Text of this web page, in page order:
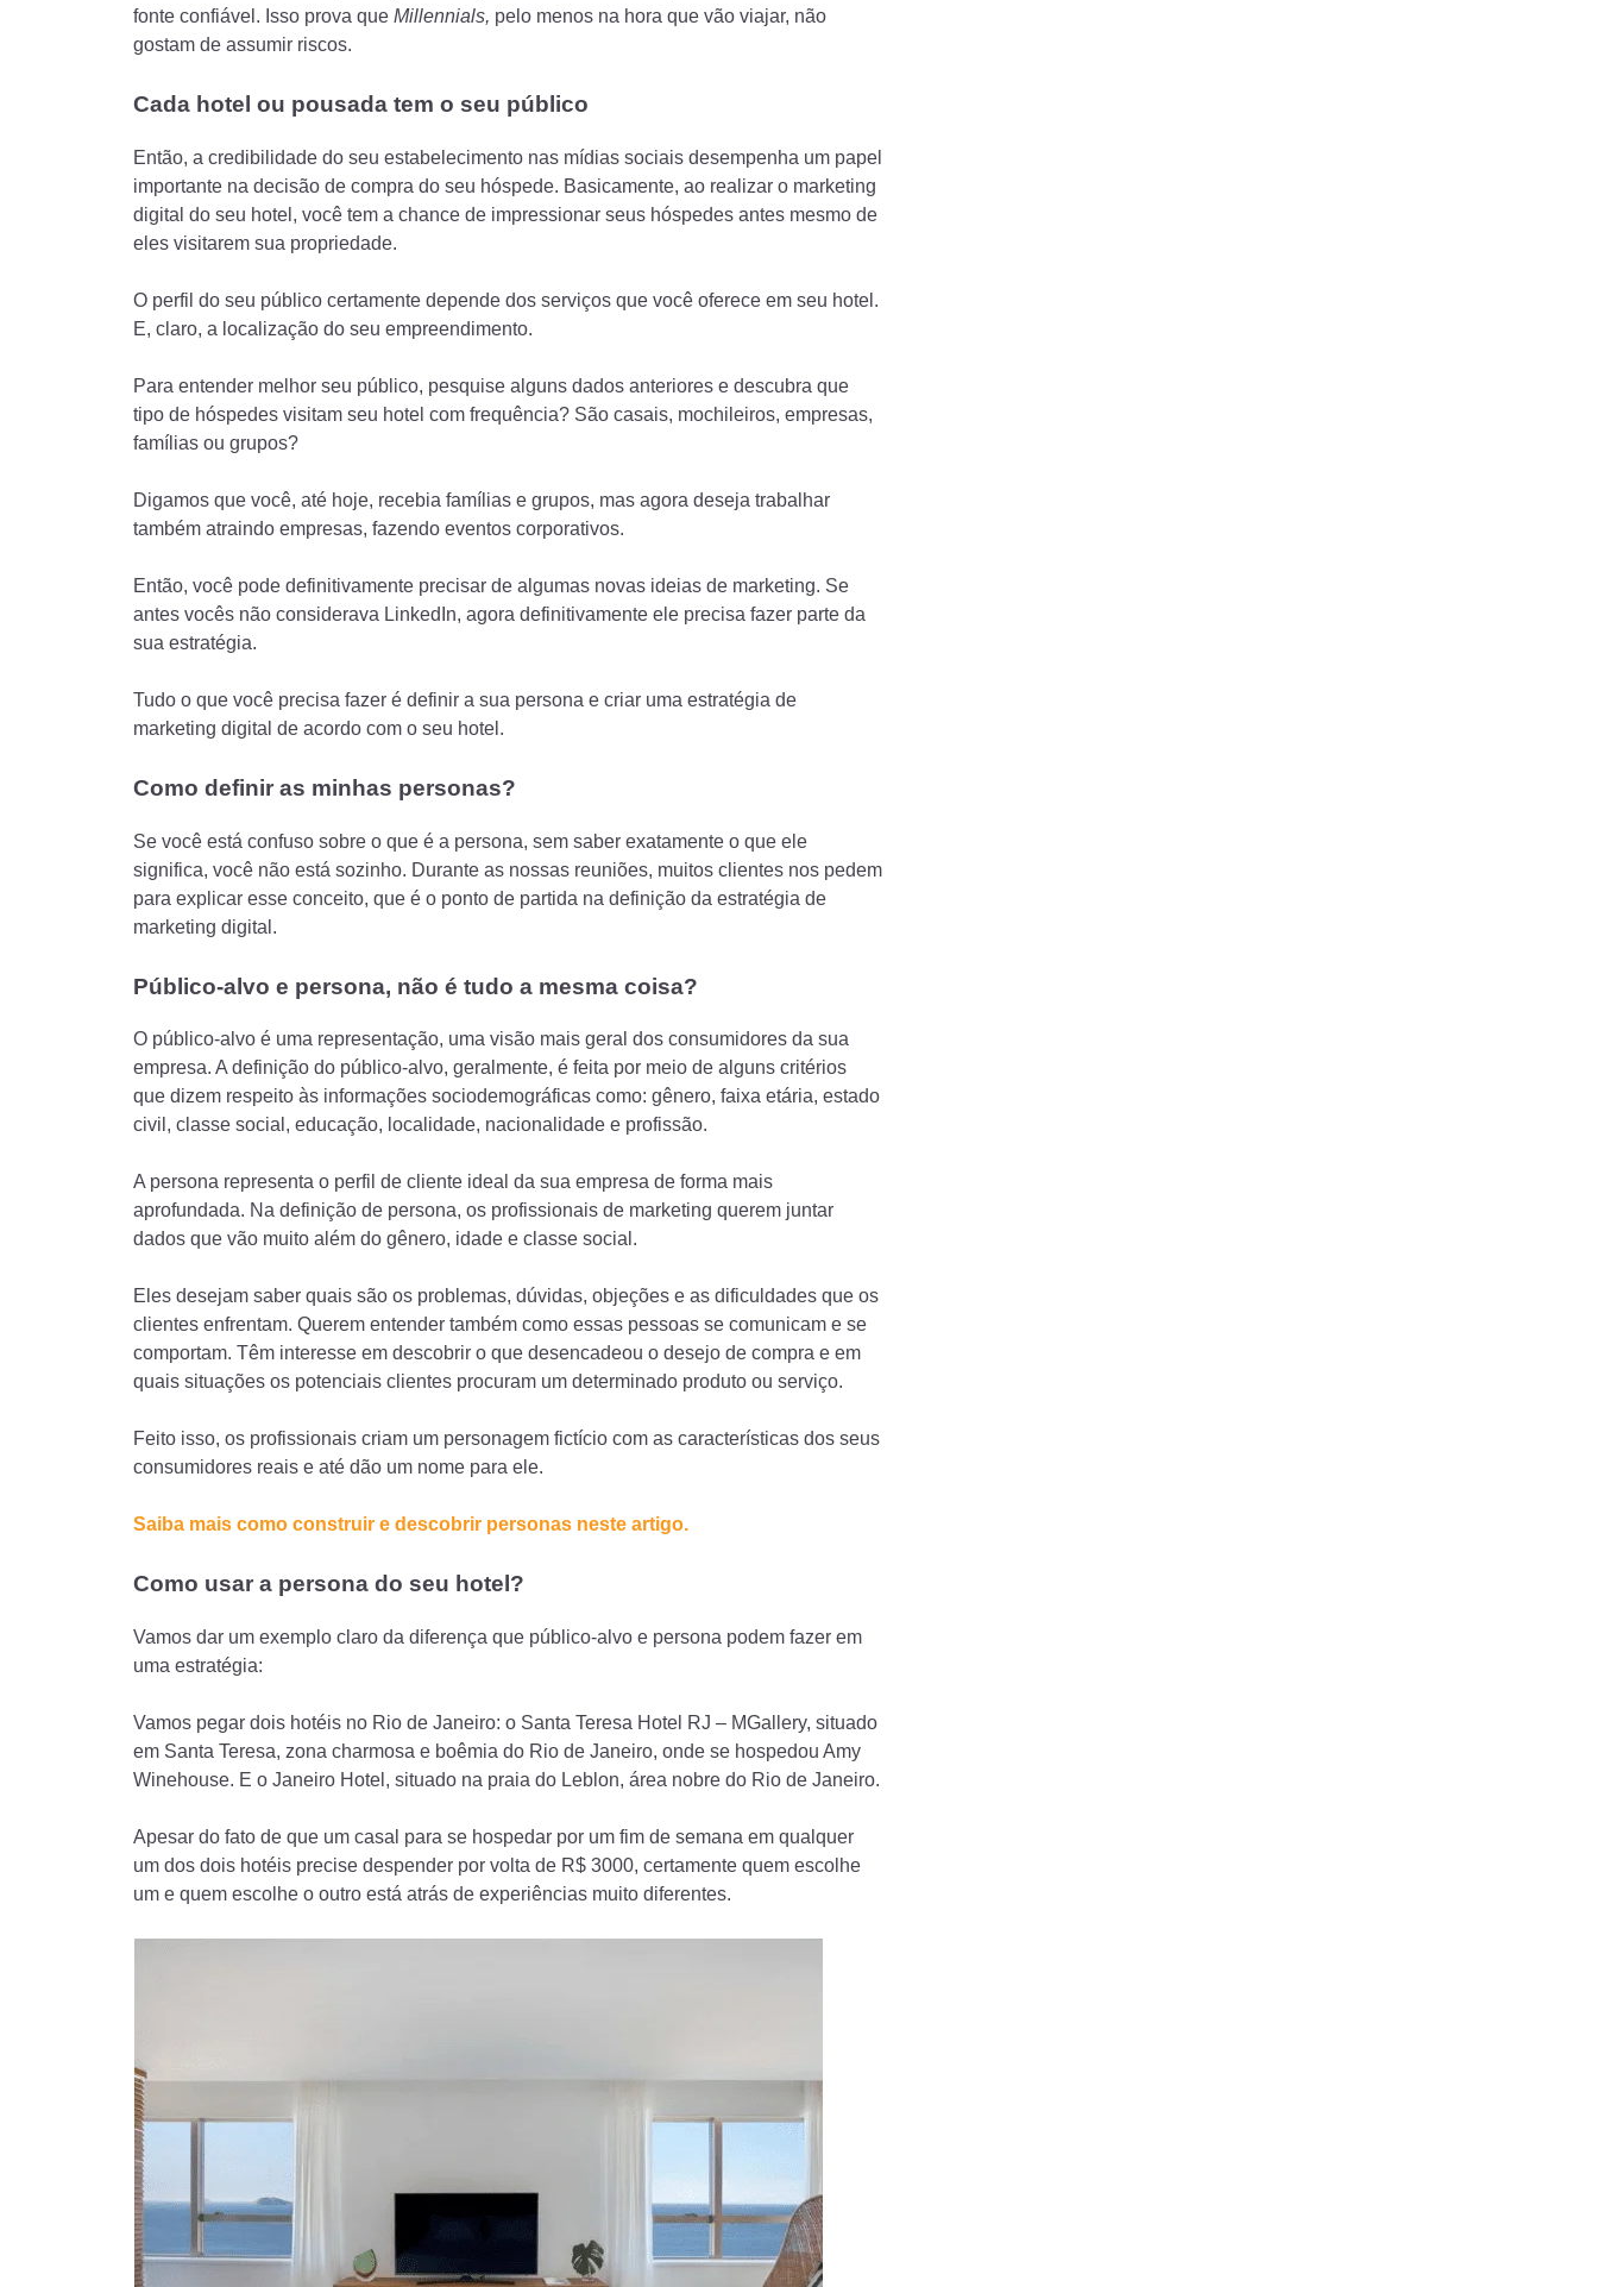
fonte confiável. Isso prova que Millennials, pelo menos na hora que vão viajar, não
gostam de assumir riscos.
Cada hotel ou pousada tem o seu público
Então, a credibilidade do seu estabelecimento nas mídias sociais desempenha um papel
importante na decisão de compra do seu hóspede. Basicamente, ao realizar o marketing
digital do seu hotel, você tem a chance de impressionar seus hóspedes antes mesmo de
eles visitarem sua propriedade.
O perfil do seu público certamente depende dos serviços que você oferece em seu hotel.
E, claro, a localização do seu empreendimento.
Para entender melhor seu público, pesquise alguns dados anteriores e descubra que
tipo de hóspedes visitam seu hotel com frequência? São casais, mochileiros, empresas,
famílias ou grupos?
Digamos que você, até hoje, recebia famílias e grupos, mas agora deseja trabalhar
também atraindo empresas, fazendo eventos corporativos.
Então, você pode definitivamente precisar de algumas novas ideias de marketing. Se
antes vocês não considerava LinkedIn, agora definitivamente ele precisa fazer parte da
sua estratégia.
Tudo o que você precisa fazer é definir a sua persona e criar uma estratégia de
marketing digital de acordo com o seu hotel.
Como definir as minhas personas?
Se você está confuso sobre o que é a persona, sem saber exatamente o que ele
significa, você não está sozinho. Durante as nossas reuniões, muitos clientes nos pedem
para explicar esse conceito, que é o ponto de partida na definição da estratégia de
marketing digital.
Público-alvo e persona, não é tudo a mesma coisa?
O público-alvo é uma representação, uma visão mais geral dos consumidores da sua
empresa. A definição do público-alvo, geralmente, é feita por meio de alguns critérios
que dizem respeito às informações sociodemográficas como: gênero, faixa etária, estado
civil, classe social, educação, localidade, nacionalidade e profissão.
A persona representa o perfil de cliente ideal da sua empresa de forma mais
aprofundada. Na definição de persona, os profissionais de marketing querem juntar
dados que vão muito além do gênero, idade e classe social.
Eles desejam saber quais são os problemas, dúvidas, objeções e as dificuldades que os
clientes enfrentam. Querem entender também como essas pessoas se comunicam e se
comportam. Têm interesse em descobrir o que desencadeou o desejo de compra e em
quais situações os potenciais clientes procuram um determinado produto ou serviço.
Feito isso, os profissionais criam um personagem fictício com as características dos seus
consumidores reais e até dão um nome para ele.
Saiba mais como construir e descobrir personas neste artigo.
Como usar a persona do seu hotel?
Vamos dar um exemplo claro da diferença que público-alvo e persona podem fazer em
uma estratégia:
Vamos pegar dois hotéis no Rio de Janeiro: o Santa Teresa Hotel RJ – MGallery, situado
em Santa Teresa, zona charmosa e boêmia do Rio de Janeiro, onde se hospedou Amy
Winehouse. E o Janeiro Hotel, situado na praia do Leblon, área nobre do Rio de Janeiro.
Apesar do fato de que um casal para se hospedar por um fim de semana em qualquer
um dos dois hotéis precise despender por volta de R$ 3000, certamente quem escolhe
um e quem escolhe o outro está atrás de experiências muito diferentes.